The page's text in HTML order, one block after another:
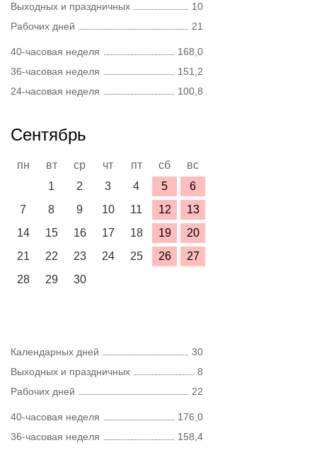
Выходных и праздничных
10
Рабочих дней
21
40-часовая неделя
168,0
36-часовая неделя
151,2
24-часовая неделя
100,8
Сентябрь
пн вт ср чт пт сб
вс
1
2 3 4 5
6
7
8 9 10 11 12
13
14
15 16 17 18 19
20
21
22 23 24 25 26
27
28
29 30
Календарных дней
30
Выходных и праздничных
8
Рабочих дней
22
40-часовая неделя
176,0
36-часовая неделя
158,4